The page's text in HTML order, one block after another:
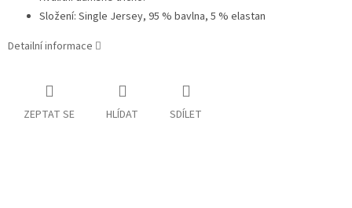
Složení: Single Jersey, 95 % bavlna, 5 % elastan
Detailní informace
ZEPTAT SE HLÍDAT SDÍLET